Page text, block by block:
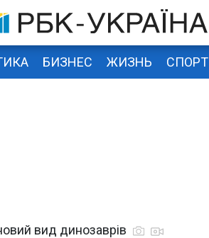
БИЗНЕС ЖИЗНЬ СПОРТ
вид динозаврів